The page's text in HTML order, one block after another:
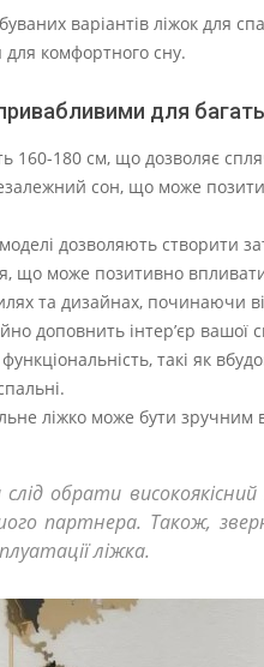
варіантів ліжок для
для комфортного сну.
для
160-180 см, що дозволяє
сон, що може
дозволяють створити
що може позитивно
та дизайнах, починаючи
доповнить інтер’єр вашої
такі як
ліжко може бути
обрати
партнера. Також,
ліжка.